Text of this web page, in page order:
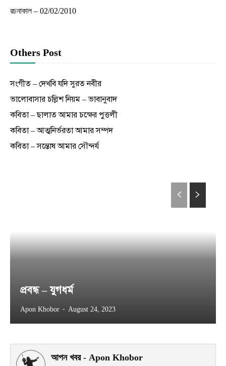
রচনাকাল – 02/02/2010
Others Post
সংগীত – দেখবি যদি সুরত নবীর
ভালোবাসার চল্লিশ নিয়ম – ভাবানুবাদ
কবিতা – ছালাত আমার চক্ষের পুত্তলী
কবিতা – আত্মনির্ভরতা আমার সম্পদ
কবিতা – সন্তোষ আমার সৌন্দর্য
প্রবন্ধ – যুগধর্ম
Apon Khobor - August 24, 2023
আপন খবর - Apon Khobor